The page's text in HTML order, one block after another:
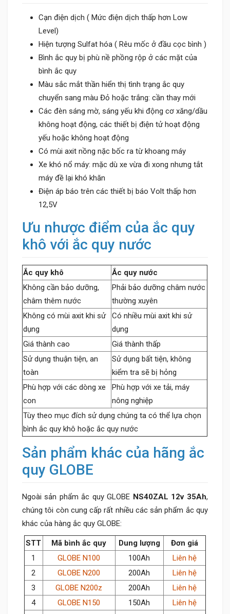
Cạn điện dịch ( Mức điện dịch thấp hơn Low
Level)
Hiện tượng Sulfat hóa ( Rêu mốc ở đầu cọc bình )
Bình ắc quy bị phù nề phồng rộp ở các mặt của
bình ắc quy
Màu sắc mắt thần hiển thị tình trạng ắc quy
chuyển sang màu Đỏ hoặc trắng: cần thay mới
Các đèn sáng mờ, sáng yếu khi động cơ xăng/dầu
không hoạt động, các thiết bị điện tử hoạt động
yếu hoặc không hoạt động
Có mùi axit nồng nặc bốc ra từ khoang máy
Xe khó nổ máy: mặc dù xe vừa đi xong nhưng tắt
máy đề lại khó khăn
Điện áp báo trên các thiết bị báo Volt thấp hơn
12,5V
Ưu nhược điểm của ắc quy
khô với ắc quy nước
Ắc quy khô
Ắc quy nước
Không cần bảo dưỡng,
châm thêm nước
Phải bảo dưỡng châm nước
thường xuyên
Không có mùi axit khi sử
dụng
Có nhiều mùi axit khi sử
dụng
Giá thành cao
Giá thành thấp
Sử dụng thuận tiện, an
toàn
Sử dụng bất tiện, không
kiểm tra sẽ bị hỏng
Phù hợp với các dòng xe
con
Phù hợp với xe tải, máy
nông nghiệp
Tùy theo mục đích sử dụng chúng ta có thể lựa chọn
bình ắc quy khô hoặc ắc quy nước
Sản phẩm khác của hãng ắc
quy GLOBE
Ngoài sản phẩm ắc quy GLOBE NS40ZAL 12v 35Ah,
chúng tôi còn cung cấp rất nhiều các sản phẩm ắc quy
khác của hàng ắc quy GLOBE:
STT Mã bình ắc quy Dung lượng
Đơn giá
1
GLOBE N100 100Ah
Liên hệ
2
GLOBE N200 200Ah
Liên hệ
3
GLOBE N200z 200Ah
Liên hệ
4
GLOBE N150 150Ah
Liên hệ